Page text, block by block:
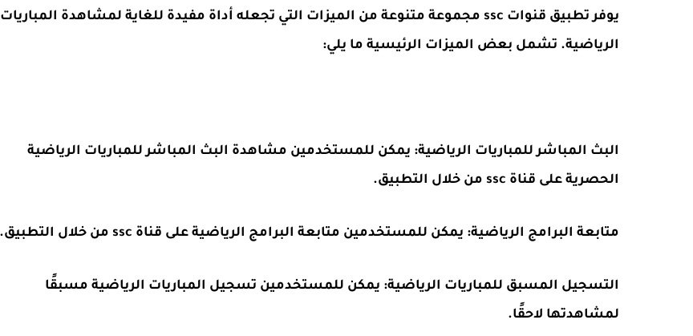
يوفر تطبيق قنوات ssc مجموعة متنوعة من الميزات التي تجعله أداة مفيدة للغاية لمشاهدة المباريات
الرياضية. تشمل بعض الميزات الرئيسية ما يلي:
البث المباشر للمباريات الرياضية: يمكن للمستخدمين مشاهدة البث المباشر للمباريات الرياضية
الحصرية على قناة ssc من خلال التطبيق.
متابعة البرامج الرياضية: يمكن للمستخدمين متابعة البرامج الرياضية على قناة ssc من خلال التطبيق.
التسجيل المسبق للمباريات الرياضية: يمكن للمستخدمين تسجيل المباريات الرياضية مسبقًا
لمشاهدتها لاحقًا.